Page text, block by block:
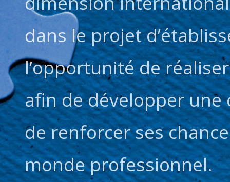
dans le projet
l’opportunité de
afin de développer
de renforcer ses
monde professionnel.